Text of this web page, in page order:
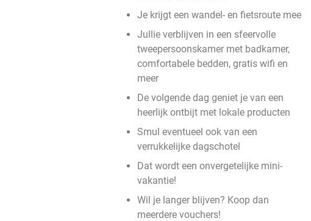
Je krijgt een wandel- en fietsroute mee
Jullie verblijven in een sfeervolle
tweepersoonskamer met badkamer,
comfortabele bedden, gratis wifi en
meer
De volgende dag geniet je van een
heerlijk ontbijt met lokale producten
Smul eventueel ook van een
verrukkelijke dagschotel
Dat wordt een onvergetelijke mini-
vakantie!
Wil je langer blijven? Koop dan
meerdere vouchers!